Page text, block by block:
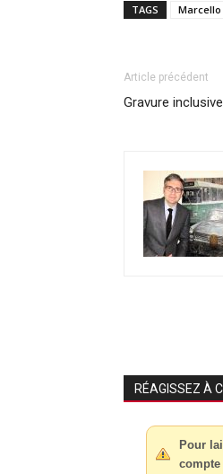
TAGS
Article précédent
Gravure inclusive
RÉAGISSEZ À
Pour
compte